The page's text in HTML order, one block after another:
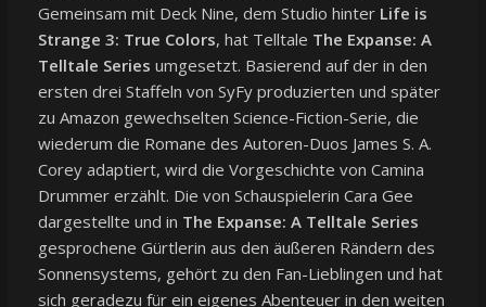
Gemeinsam mit Deck Nine, dem Studio hinter Life is
Strange 3: True Colors, hat Telltale The Expanse: A
Telltale Series umgesetzt. Basierend auf der in den
ersten drei Staffeln von SyFy produzierten und später
zu Amazon gewechselten Science-Fiction-Serie, die
wiederum die Romane des Autoren-Duos James S. A.
Corey adaptiert, wird die Vorgeschichte von Camina
Drummer erzählt. Die von Schauspielerin Cara Gee
dargestellte und in The Expanse: A Telltale Series
gesprochene Gürtlerin aus den äußeren Rändern des
Sonnensystems, gehört zu den Fan-Lieblingen und hat
sich geradezu für ein eigenes Abenteuer in den weiten